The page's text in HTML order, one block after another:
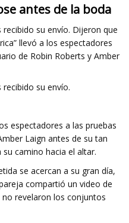
antes de la boda
su envío. Dijeron que
llevó a los espectadores
de Robin Roberts y Amber
su envío.
espectadores a las pruebas
Laign antes de su tan
camino hacia el altar.
se acercan a su gran día,
compartió un video de
revelaron los conjuntos